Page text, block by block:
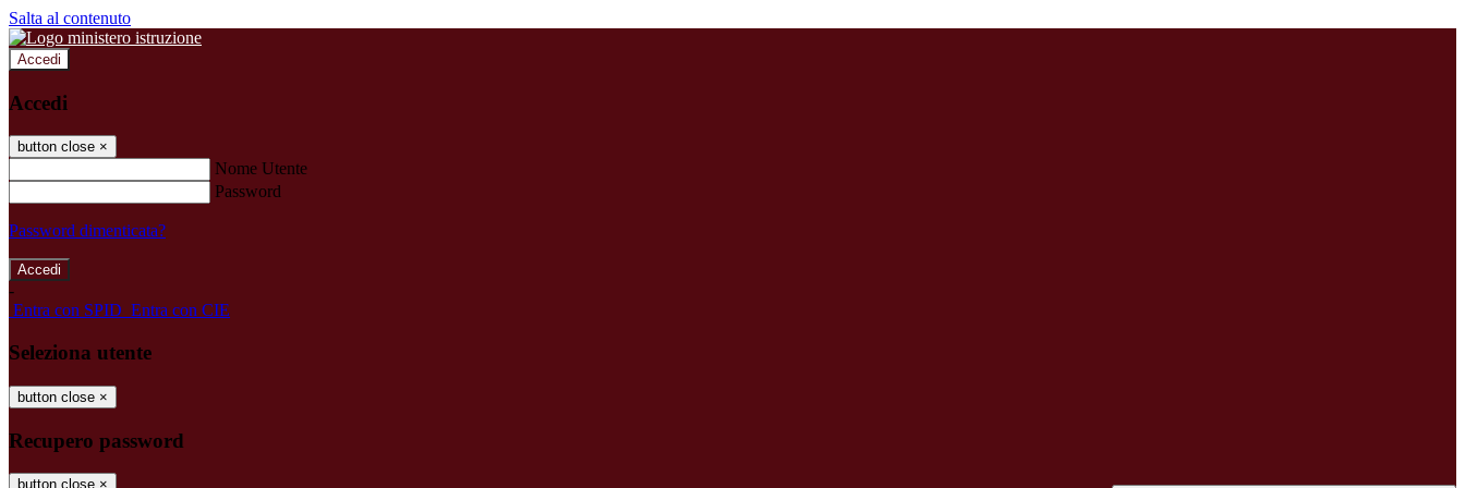
Salta al contenuto
Accedi
Accedi
button close ×
Nome Utente
Password
Password dimenticata?
-
Entra con SPID Entra con CIE
Seleziona utente
button close ×
Recupero password
button close ×